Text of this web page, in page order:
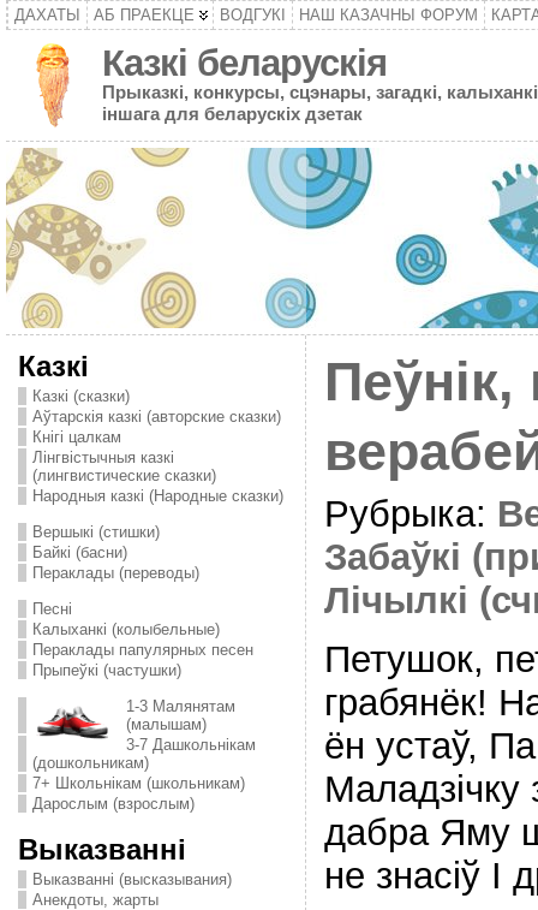
ДАХАТЫ АБ ПРАЕКЦЕ ВОДГУКІ НАШ КАЗАЧНЫ ФОРУМ
Казкі беларускія
Прыказкі, конкурсы, сцэнары, загадкі,
іншага для беларускіх дзетак
Казкі
Казкі (сказки)
Аўтарскія казкі (авторские сказки)
Кнігі цалкам
Лінгвістычныя казкі
(лингвистические сказки)
Народныя казкі (Народные сказки)
Вершыкі (стишки)
Байкі (басни)
Пераклады (переводы)
Песні
Калыханкі (колыбельные)
Пераклады папулярных песен
Прыпеўкі (частушки)
1-3 Малянятам
(малышам)
3-7 Дашкольнікам
(дошкольникам)
7+ Школьнікам (школьникам)
Дарослым (взрослым)
Выказванні
Выказванні (высказывания)
Анекдоты, жарты
Пеўнік,
Рубрыка:
Забаўкі
Лічылкі
Петушок,
грабянёк!
ён устаў,
дабра Яму
не знасіў І